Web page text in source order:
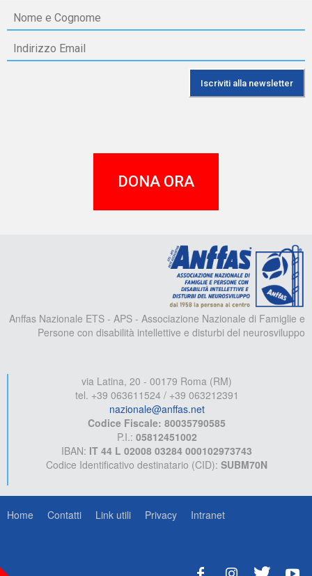
DONA ORA
Anffas Nazionale ETS - APS - Associazione Nazionale di Famiglie e
Persone con disabilità intellettive e disturbi del neurosviluppo
via Latina, 20 - 00179 Roma (RM)
tel. +39 063611524 / +39 063212391
nazionale@anffas.net
Codice Fiscale: 80035790585
P.I.: 05812451002
IBAN: IT 44 L 02008 03284 000102973743
Codice Identificativo destinatario (CID): SUBM70N
Home Contatti Link utili Privacy Intranet